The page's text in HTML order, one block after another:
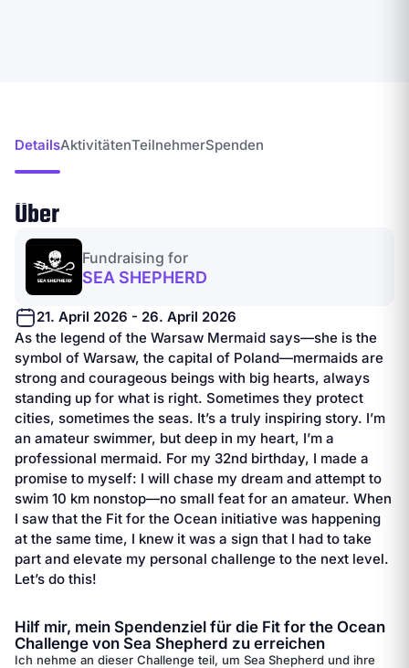
DetailsAktivitätenTeilnehmerSpenden
Über
Fundraising for
SEA SHEPHERD
21. April 2026 - 26. April 2026
As the legend of the Warsaw Mermaid says—she is the
symbol of Warsaw, the capital of Poland—mermaids are
strong and courageous beings with big hearts, always
standing up for what is right. Sometimes they protect
cities, sometimes the seas. It’s a truly inspiring story. I’m
an amateur swimmer, but deep in my heart, I’m a
professional mermaid. For my 32nd birthday, I made a
promise to myself: I will chase my dream and attempt to
swim 10 km nonstop—no small feat for an amateur. When
I saw that the Fit for the Ocean initiative was happening
at the same time, I knew it was a sign that I had to take
part and elevate my personal challenge to the next level.
Let’s do this!
Hilf mir, mein Spendenziel für die Fit for the Ocean
Challenge von Sea Shepherd zu erreichen
Ich nehme an dieser Challenge teil, um Sea Shepherd und ihre